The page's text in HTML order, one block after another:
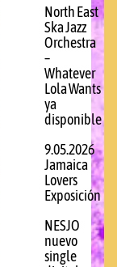
North East
Ska Jazz
Orchestra
–
Whatever
Lola Wants
ya
disponible
9.05.2026
Jamaica
Lovers
Exposición
NESJO
nuevo
single